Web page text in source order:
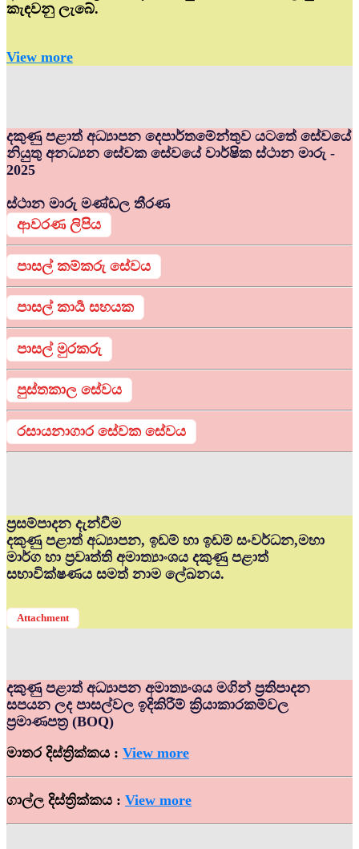
කැඳවනු ලැබේ.
View more
දකුණු පළාත් අධ්‍යාපන දෙපාර්තමේන්තුව යටතේ සේවයේ
නියුතු අනධ්‍යන සේවක සේවයේ වාර්ෂික ස්ථාන මාරු -
2025
ස්ථාන මාරු මණ්ඩල තීරණ
ආවරණ ලිපිය
පාසල් කම්කරු සේවය
පාසල් කාර්‍ය සහයක
පාසල් මුරකරු
පුස්තකාල සේවය
රසායනාගාර සේවක සේවය
ප්‍රසම්පාදන දැන්වීම
දකුණු පළාත් අධ්‍යාපන, ඉඩම් හා ඉඩම් සංවර්ධන,මහා
මාර්ග හා ප්‍රවෘත්ති අමාත්‍යාංශය දකුණු පළාත්
සභාවික්ෂණය සමත් නාම ලේඛනය.
Attachment
දකුණු පළාත් අධ්‍යාපන අමාත්‍යංශය මගින් ප්‍රතිපාදන
සපයන ලද පාසල්වල ඉදිකිරීම් ක්‍රියාකාරකම්වල
ප්‍රමාණපත්‍ර (BOQ)
මාතර දිස්ත්‍රික්කය : View more
ගාල්ල දිස්ත්‍රික්කය : View more